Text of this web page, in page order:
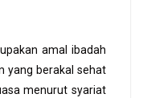
amal ibadah
yang berakal sehat
menurut syariat